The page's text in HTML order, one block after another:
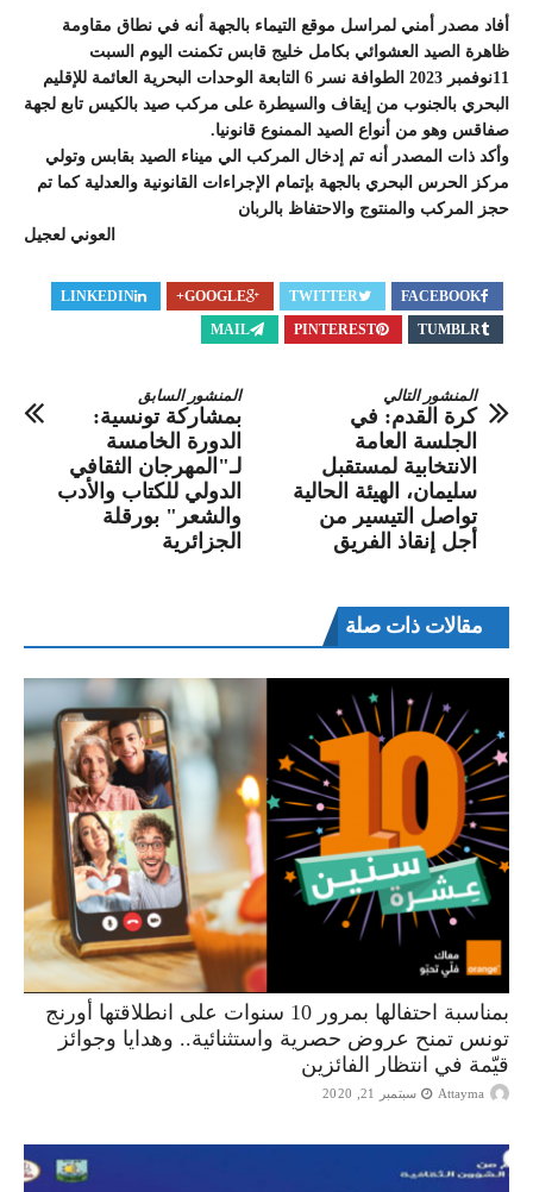
أفاد مصدر أمني لمراسل موقع التيماء بالجهة أنه في نطاق مقاومة
ظاهرة الصيد العشوائي بكامل خليج قابس تكمنت اليوم السبت
11نوفمبر 2023 الطوافة نسر 6 التابعة الوحدات البحرية العائمة للإقليم
البحري بالجنوب من إيقاف والسيطرة على مركب صيد بالكيس تابع لجهة
صفاقس وهو من أنواع الصيد الممنوع قانونيا.
وأكد ذات المصدر أنه تم إدخال المركب الي ميناء الصيد بقابس وتولي
مركز الحرس البحري بالجهة بإتمام الإجراءات القانونية والعدلية كما تم
حجز المركب والمنتوج والاحتفاظ بالربان
العوني لعجيل
FACEBOOK
TWITTER
GOOGLE+
LINKEDIN
TUMBLR
PINTEREST
MAIL
المنشور السابق
بمشاركة تونسية:
الدورة الخامسة
لـ"المهرجان الثقافي
الدولي للكتاب والأدب
والشعر" بورقلة
الجزائرية
المنشور التالي
كرة القدم: في
الجلسة العامة
الانتخابية لمستقبل
سليمان، الهيئة الحالية
تواصل التيسير من
أجل إنقاذ الفريق‎
مقالات ذات صلة
بمناسبة احتفالها بمرور 10 سنوات على انطلاقتها أورنج
تونس تمنح عروض حصرية واستثنائية.. وهدايا وجوائز
قيّمة في انتظار الفائزين
Attayma سبتمبر 21, 2020